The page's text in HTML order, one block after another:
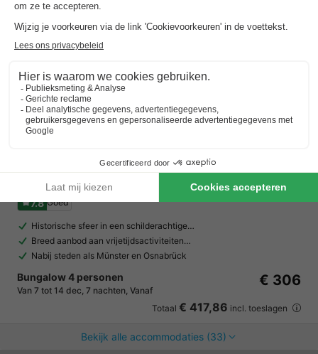
Landal Ferienresort Bad Bentheim
Nedersaksen Bad Bentheim
7.8 Goed
Historische sfeer in een schilderachtige…
Breed aanbod aan vrijetijdsactiviteiten…
Nabij steden als Münster en Osnabrück
Bungalow 4 personen
Van 7 tot 14 dec, 7 nachten, Vanaf
€ 306
Totaal € 417,86 incl. toeslagen
Bekijk alle accommodaties (33)